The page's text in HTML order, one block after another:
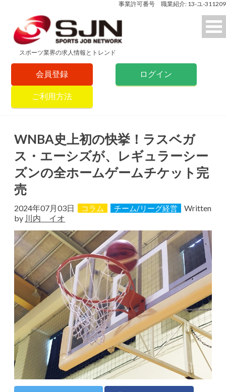
事業許可番号 職業紹介: 13-ユ-311209
スポーツ業界の求人情報とトレンド
会員登録 ログイン
ご利用方法
WNBA史上初の快挙！ラスベガ
ス・エーシズが、レギュラーシー
ズンの全ホームゲームチケット完
売
2024年07月03日 コラム チーム/リーグ経営
Written
by 川内 イオ